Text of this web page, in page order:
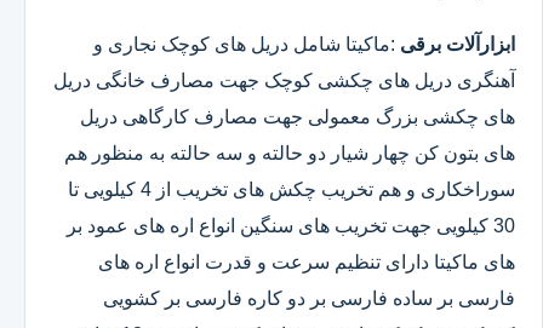
ابزارآلات برقی :ماکیتا شامل دریل های کوچک نجاری و
آهنگری دریل های چکشی کوچک جهت مصارف خانگی دریل
های چکشی بزرگ معمولی جهت مصارف کارگاهی دریل
های بتون کن چهار شیار دو حالته و سه حالته به منظور هم
سوراخکاری و هم تخریب چکش های تخریب از 4 کیلویی تا
30 کیلویی جهت تخریب های سنگین انواع اره های عمود بر
های ماکیتا دارای تنظیم سرعت و قدرت انواع اره های
فارسی بر ساده فارسی بر دو کاره فارسی بر کشویی